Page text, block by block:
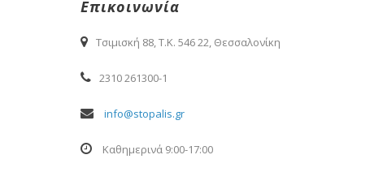
Επικοινωνία
Τσιμισκή 88, Τ.Κ. 546 22, Θεσσαλονίκη
2310 261300-1
info@stopalis.gr
Καθημερινά 9:00-17:00